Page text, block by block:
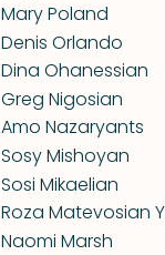
Mary Poland
Denis Orlando
Dina Ohanessian
Greg Nigosian
Amo Nazaryants
Sosy Mishoyan
Sosi Mikaelian
Roza Matevosian
Naomi Marsh